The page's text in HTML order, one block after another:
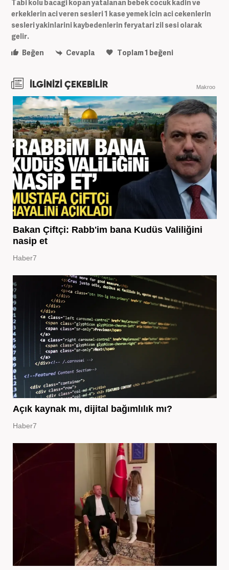
Tabi kolu bacagi kopan yatalanan bebek cocuk kadin ve
erkeklerin aci veren sesleri 1 kase yemek icin aci cekenlerin
sesleri yakinlarini kaybedenlerin feryatari zil sesi olarak
gelir.
Beğen
Cevapla Toplam1 beğeni
İLGİNİZİ ÇEKEBİLİR Makroo
Bakan Çiftçi: Rabb'im bana Kudüs Valiliğini
nasip et
Haber7
Açık kaynak mı, dijital bağımlılık mı?
Haber7